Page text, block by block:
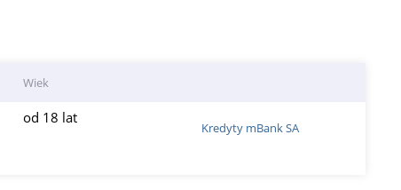
Wiek
od 18 lat
Kredyty mBank SA